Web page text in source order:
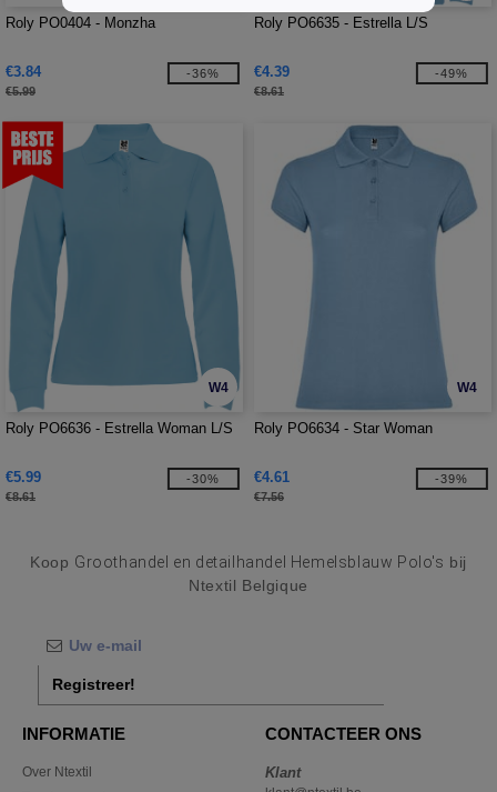
Roly PO0404 - Monzha
€3.84
€5.99
-36%
Roly PO6635 - Estrella L/S
€4.39
€8.61
-49%
W4
Roly PO6636 - Estrella Woman L/S
€5.99
€8.61
-30%
W4
Roly PO6634 - Star Woman
€4.61
€7.56
-39%
Koop Groothandel en detailhandel Hemelsblauw Polo's bij
Ntextil Belgique
Registreer!
INFORMATIE
Over Ntextil
CONTACTEER ONS
Klant